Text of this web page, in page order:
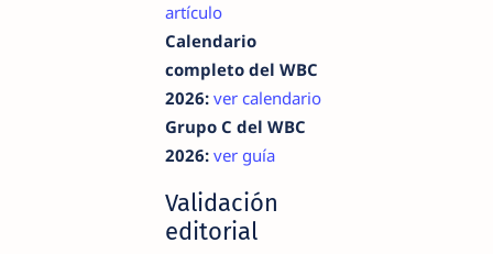
artículo
Calendario
completo del WBC
2026: ver calendario
Grupo C del WBC
2026: ver guía
Validación
editorial